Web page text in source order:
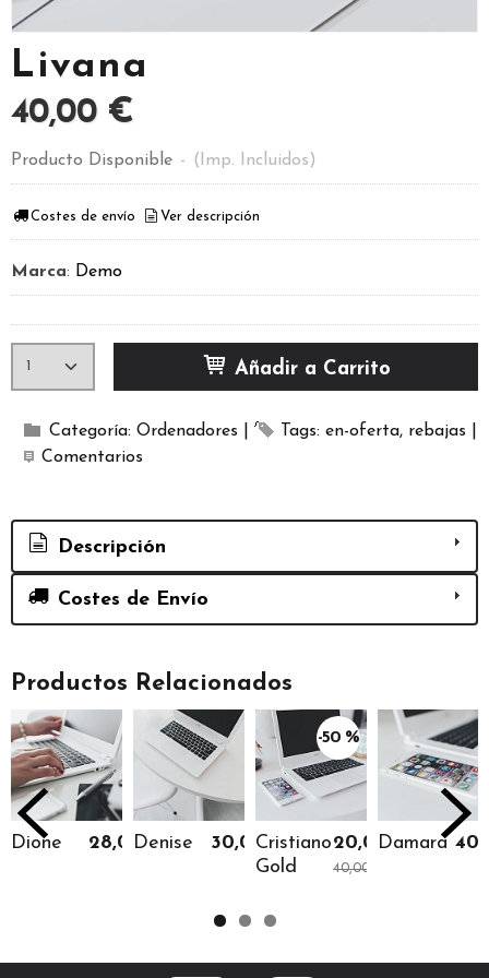
Livana
40,00 €
Producto Disponible - (Imp. Incluidos)
Costes de envío Ver descripción
Marca: Demo
Añadir a Carrito
Categoría: Ordenadores Tags: en-oferta rebajas
Comentarios
Descripción
Costes de Envío
Productos Relacionados
Dione 28,00 €Denise 30,00 €
-50 %
Cristiano
Gold
20,00 €
40,00 €
Damara